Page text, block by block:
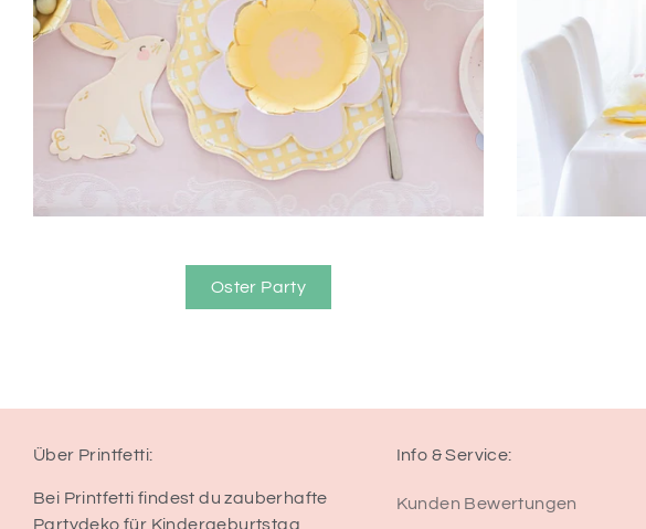
Oster Party
Über Printfetti:
Bei Printfetti findest du zauberhafte
Partydeko für Kindergeburtstag,
Info & Service:
Kunden Bewertungen